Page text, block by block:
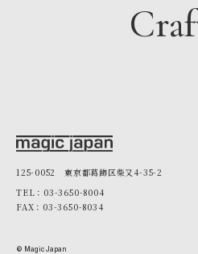
125-0052 東京都葛飾区柴又4-35-2
TEL：03-3650-8004
FAX：03-3650-8034
© Magic Japan